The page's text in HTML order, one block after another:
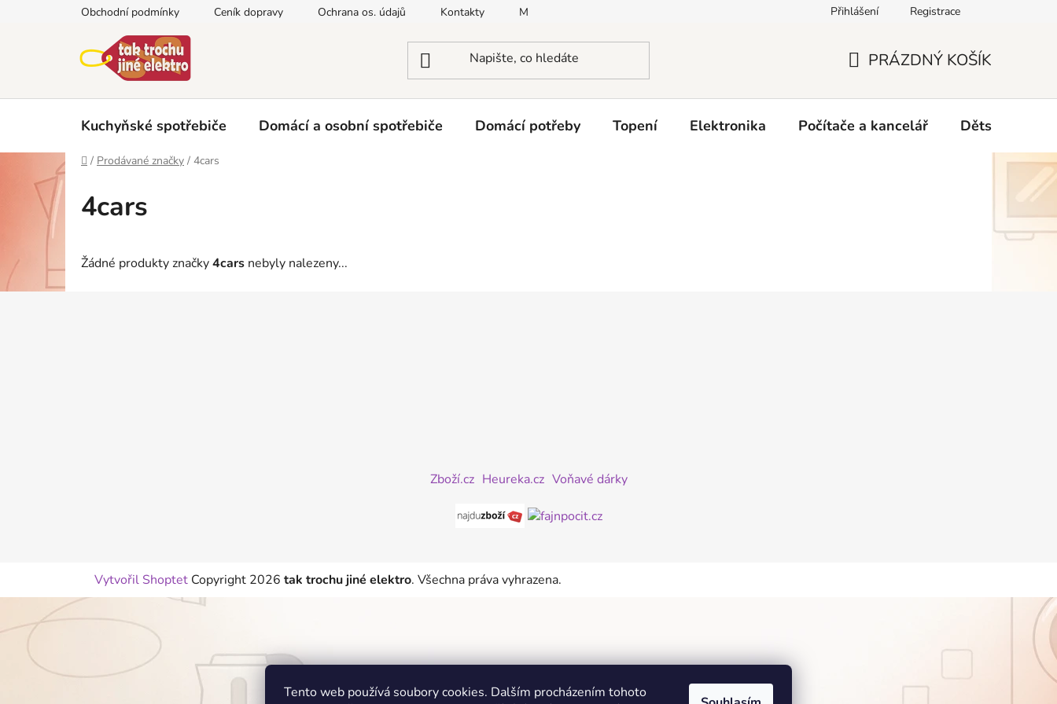
Tento web používá soubory cookies. Dalším procházením tohoto
Obchodní podmínky Ceník dopravy Ochrana os. údajů Kontakty Moje objednávka Přihlášení Registrace
KOŠÍK
PRÁZDNÝ KOŠÍK
Kuchyňské spotřebiče Domácí a osobní spotřebiče Domácí potřeby Topení Elektronika Počítače a kancelář Dětské zboží
Domů
/ Prodávané značky / 4cars
4cars
Žádné produkty značky4cars nebyly nalezeny...
Zboží.cz Heureka.cz Voňavé dárky
Vytvořil Shoptet Copyright 2026 tak trochu jiné elektro. Všechna práva vyhrazena.